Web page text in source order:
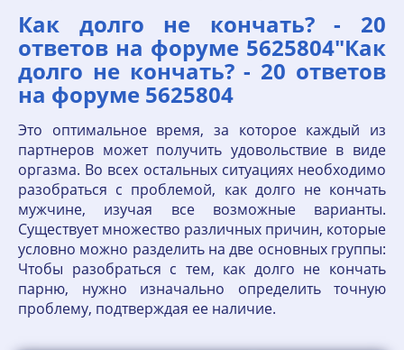
Как долго не кончать? - 20
ответов на форуме 5625804"Как
долго не кончать? - 20 ответов
на форуме 5625804
Это оптимальное время, за которое каждый из
партнеров может получить удовольствие в виде
оргазма. Во всех остальных ситуациях необходимо
разобраться с проблемой, как долго не кончать
мужчине, изучая все возможные варианты.
Существует множество различных причин, которые
условно можно разделить на две основных группы:
Чтобы разобраться с тем, как долго не кончать
парню, нужно изначально определить точную
проблему, подтверждая ее наличие.